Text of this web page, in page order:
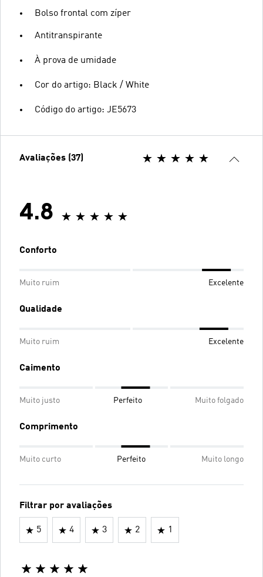
Bolso frontal com zíper
Antitranspirante
À prova de umidade
Cor do artigo: Black / White
Código do artigo: JE5673
Avaliações (37)
4.8
Conforto
Muito ruim Excelente
Qualidade
Muito ruim Excelente
Caimento
Muito justo Perfeito Muito folgado
Comprimento
Muito curto Perfeito Muito longo
Filtrar por avaliações
5 4 3 2 1